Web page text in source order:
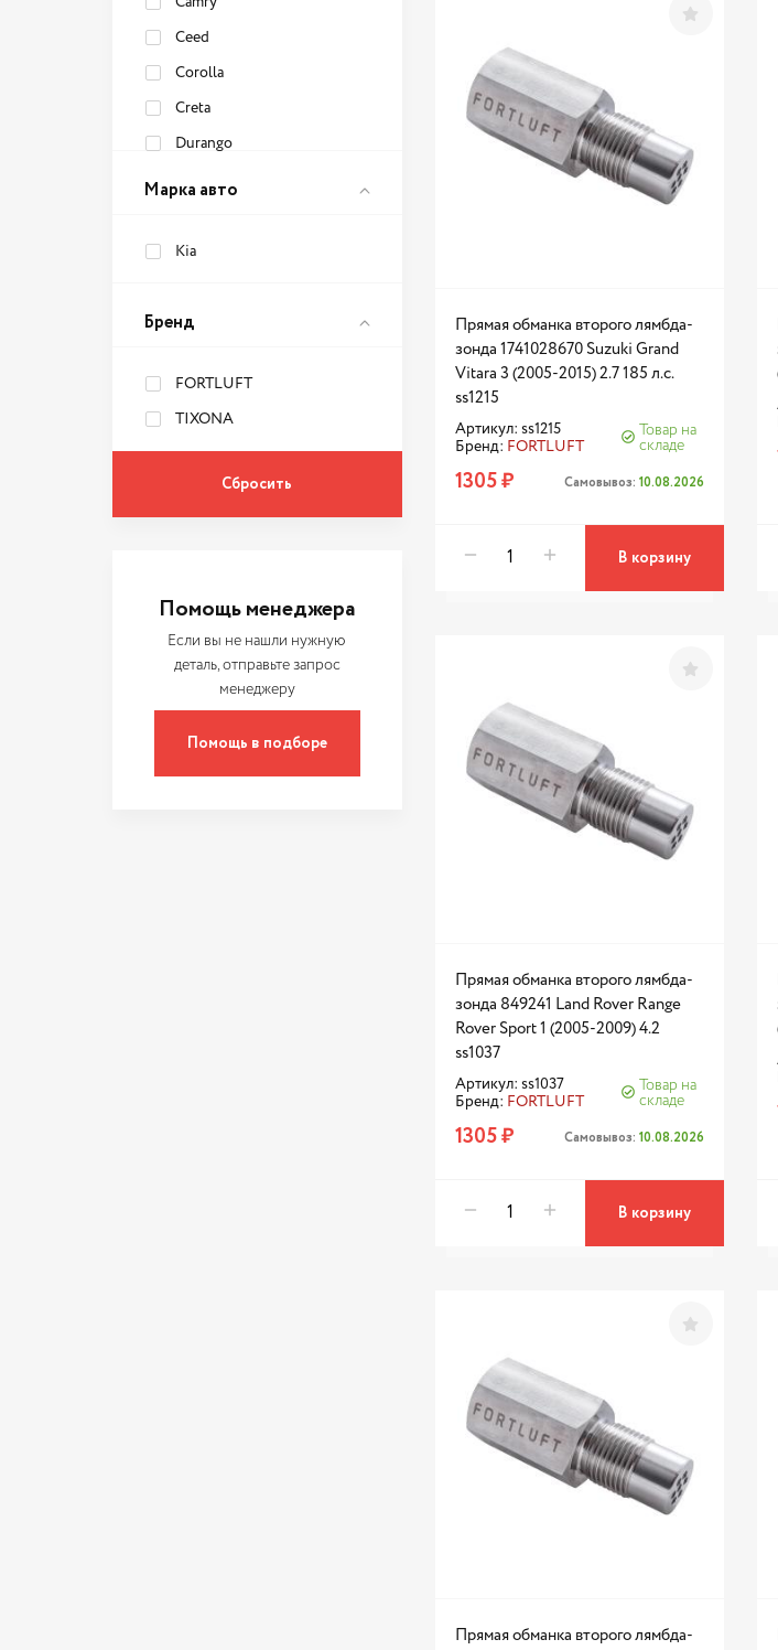
Ceed
Corolla
Creta
Durango
Granta
Insignia
Logan
M35
Qashqai
RAV4
RX450h
Rapid
S60
Марка авто
Kia
Бренд
FORTLUFT
TIXONA
Помощь менеджера
Если вы не нашли нужную
деталь, отправьте запрос
менеджеру
Помощь в подборе
Прямая обманка второго лямбда-
зонда 1741028670 Suzuki Grand
Vitara 3 (2005-2015) 2.7 185 л.с.
ss1215
Артикул: ss1215
Бренд: FORTLUFT
Товар на
складе
1305 ₽ Самовывоз: 10.08.2026
В корзину
Прямая обманка второго лямбда-
зонда 849241 Land Rover Range
Rover Sport 1 (2005-2009) 4.2
ss1037
Артикул: ss1037
Бренд: FORTLUFT
Товар на
складе
1305 ₽ Самовывоз: 10.08.2026
В корзину
Прямая обманка второго лямбда-